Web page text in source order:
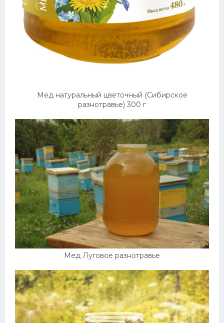
Мед натуральный цветочный (Сибирское
разнотравье) 300 г
Мед Луговое разнотравье